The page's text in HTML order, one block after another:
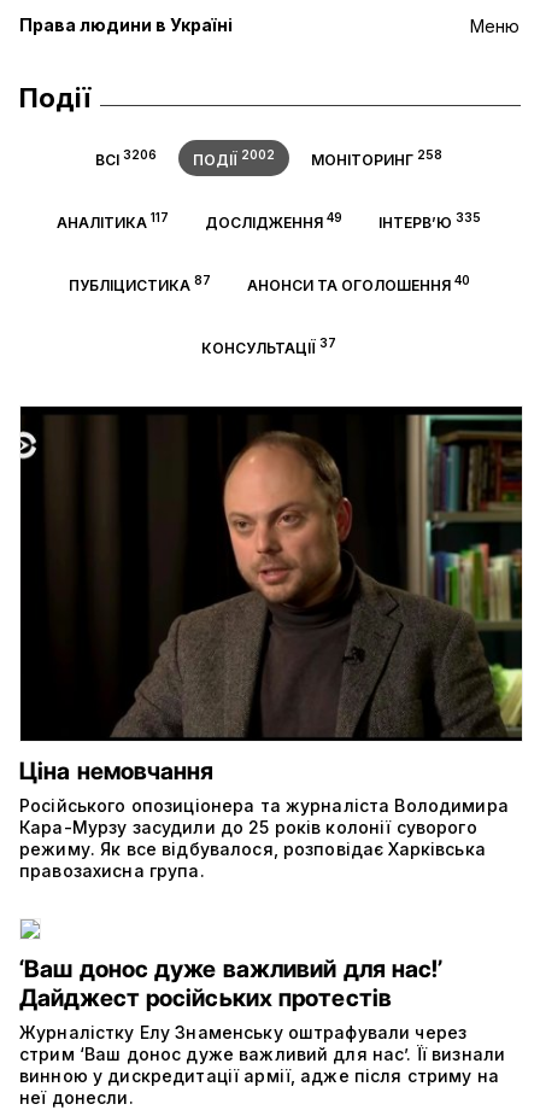
Меню
Права людини в Україні
Події
ВСІ 3206 ПОДІЇ 2002 МОНІТОРИНГ 258
АНАЛІТИКА 117 ДОСЛІДЖЕННЯ 49 ІНТЕРВ’Ю 335
ПУБЛІЦИСТИКА 87 АНОНСИ ТА ОГОЛОШЕННЯ40
КОНСУЛЬТАЦІЇ 37
Ціна немовчання
Російського опозиціонера та журналіста Володимира
Кара-Мурзу засудили до 25 років колонії суворого
режиму. Як все відбувалося, розповідає Харківська
правозахисна група.
‘Ваш донос дуже важливий для нас!’
Дайджест російських протестів
Журналістку Елу Знаменську оштрафували через
стрим ‘Ваш донос дуже важливий для нас’. Її визнали
винною у дискредитації армії, адже після стриму на
неї донесли.